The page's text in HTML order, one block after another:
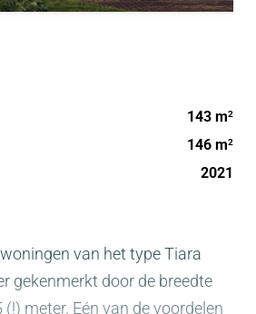
143 m2
146 m2
2021
van het type Tiara
gekenmerkt door de breedte
meter. Eén van de voordelen